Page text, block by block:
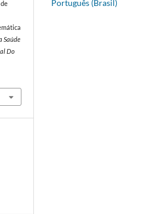
Saúde
Do
Português (Brasil)